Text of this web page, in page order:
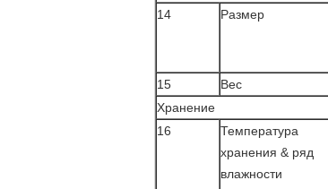
14
Размер
15
Вес
Хранение
16
Температура
хранения & ряд
влажности